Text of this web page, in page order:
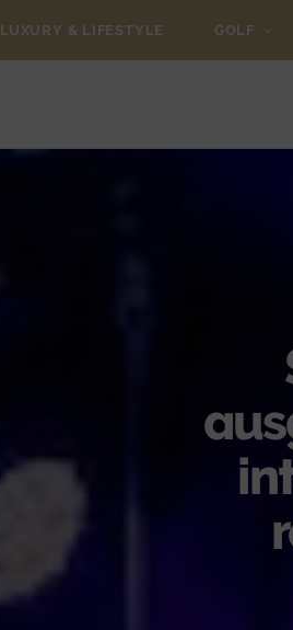
LUXURY & LIFESTYLE GOLF